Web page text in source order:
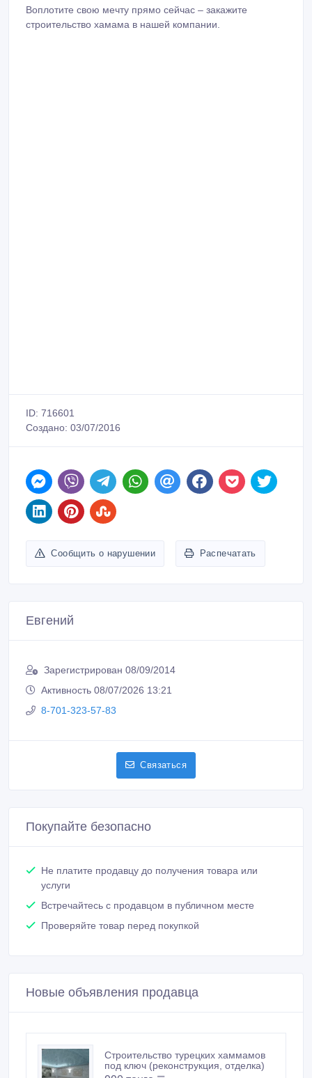
Воплотите свою мечту прямо сейчас – закажите
строительство хамама в нашей компании.
ID: 716601
Создано: 03/07/2016
Сообщить о нарушении Распечатать
Евгений
Зарегистрирован 08/09/2014
Активность 08/07/2026 13:21
8-701-323-57-83
Связаться
Покупайте безопасно
Не платите продавцу до получения товара или
услуги
Встречайтесь с продавцом в публичном месте
Проверяйте товар перед покупкой
Новые объявления продавца
Строительство турецких хаммамов
под ключ (реконструкция, отделка)